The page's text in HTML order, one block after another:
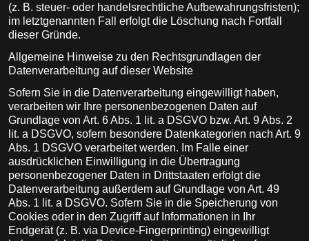
(z. B. steuer- oder handelsrechtliche Aufbewahrungsfristen);
im letztgenannten Fall erfolgt die Löschung nach Fortfall
dieser Gründe.
Allgemeine Hinweise zu den Rechtsgrundlagen der
Datenverarbeitung auf dieser Website
Sofern Sie in die Datenverarbeitung eingewilligt haben,
verarbeiten wir Ihre personenbezogenen Daten auf
Grundlage von Art. 6 Abs. 1 lit. a DSGVO bzw. Art. 9 Abs. 2
lit. a DSGVO, sofern besondere Datenkategorien nach Art. 9
Abs. 1 DSGVO verarbeitet werden. Im Falle einer
ausdrücklichen Einwilligung in die Übertragung
personenbezogener Daten in Drittstaaten erfolgt die
Datenverarbeitung außerdem auf Grundlage von Art. 49
Abs. 1 lit. a DSGVO. Sofern Sie in die Speicherung von
Cookies oder in den Zugriff auf Informationen in Ihr
Endgerät (z. B. via Device-Fingerprinting) eingewilligt